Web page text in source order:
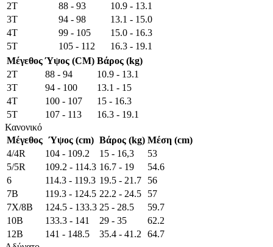
2T
88 - 93
10.9 - 13.1
3T
94 - 98
13.1 - 15.0
4T
99 - 105
15.0 - 16.3
5T
105 - 112
16.3 - 19.1
Μέγεθος Ύψος (CM) Βάρος (kg)
2T
88 - 94
10.9 - 13.1
3T
94 - 100
13.1 - 15
4T
100 - 107
15 - 16.3
5T
107 - 113
16.3 - 19.1
Κανονικό
Μέγεθος Ύψος (cm) Βάρος (kg) Μέση (cm)
4/4R
104 - 109.2 15 - 16,3
53
5/5R
109.2 - 114.3 16.7 - 19
54.6
6
114.3 - 119.3 19.5 - 21.7
56
7B
119.3 - 124.5 22.2 - 24.5
57
7X/8B
124.5 - 133.3 25 - 28.5
59.7
10B
133.3 - 141 29 - 35
62.2
12B
141 - 148.5 35.4 - 41.2
64.7